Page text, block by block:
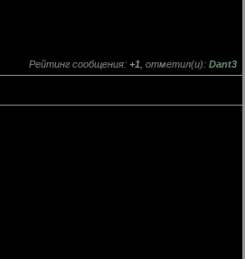
Рейтинг сообщения: +1 , отметил(и): Dant3